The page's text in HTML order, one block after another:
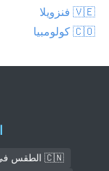
🇻🇪 فنزويلا
🇨🇴 كولومبيا
🇨🇳 الطقس في Jieyang